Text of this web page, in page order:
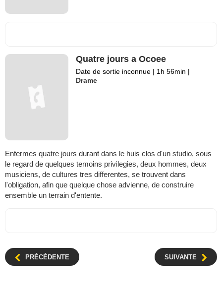
Quatre jours a Ocoee
Date de sortie inconnue | 1h 56min |
Drame
Enfermes quatre jours durant dans le huis clos d'un studio, sous
le regard de quelques temoins privilegies, deux hommes, deux
musiciens, de cultures tres differentes, se trouvent dans
l'obligation, afin que quelque chose advienne, de construire
ensemble un terrain d'entente.
PRÉCÉDENTE SUIVANTE